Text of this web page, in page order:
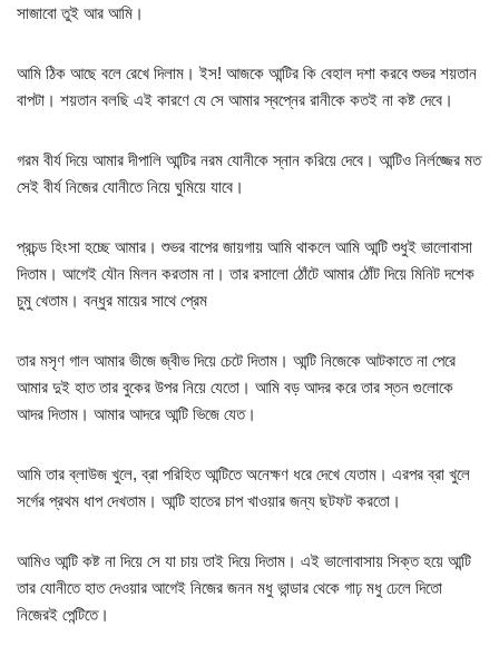
সাজাবো তুই আর আমি।
আমি ঠিক আছে বলে রেখে দিলাম। ইস! আজকে আন্টির কি বেহাল দশা করবে শুভর শয়তান
বাপটা। শয়তান বলছি এই কারণে যে সে আমার স্বপ্নের রানীকে কতই না কষ্ট দেবে।
গরম বীর্য দিয়ে আমার দীপালি আন্টির নরম যোনীকে স্নান করিয়ে দেবে। আন্টিও নির্লজ্জের মত
সেই বীর্য নিজের যোনীতে নিয়ে ঘুমিয়ে যাবে।
প্রচন্ড হিংসা হচ্ছে আমার। শুভর বাপের জায়গায় আমি থাকলে আমি আন্টি শুধুই ভালোবাসা
দিতাম। আগেই যৌন মিলন করতাম না। তার রসালো ঠোঁটে আমার ঠোঁট দিয়ে মিনিট দশেক
চুমু খেতাম। বন্ধুর মায়ের সাথে প্রেম
তার মসৃণ গাল আমার ভীজে জ্বীভ দিয়ে চেটে দিতাম। আন্টি নিজেকে আটকাতে না পেরে
আমার দুই হাত তার বুকের উপর নিয়ে যেতো। আমি বড় আদর করে তার স্তন গুলোকে
আদর দিতাম। আমার আদরে আন্টি ভিজে যেত।
আমি তার ব্লাউজ খুলে, ব্রা পরিহিত আন্টিতে অনেক্ষণ ধরে দেখে যেতাম। এরপর ব্রা খুলে
সর্গের প্রথম ধাপ দেখতাম। আন্টি হাতের চাপ খাওয়ার জন্য ছটফট করতো।
আমিও আন্টি কষ্ট না দিয়ে সে যা চায় তাই দিয়ে দিতাম। এই ভালোবাসায় সিক্ত হয়ে আন্টি
তার যোনীতে হাত দেওয়ার আগেই নিজের জনন মধু ভান্ডার থেকে গাঢ় মধু ঢেলে দিতো
নিজেরই পেন্টিতে।